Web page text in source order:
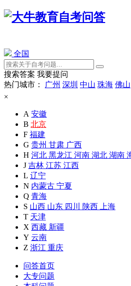
全国
搜索答案 我要提问
热门城市：
广州 深圳 中山 珠海 佛山
×
A 安徽
B 北京
F 福建
G 贵州 甘肃 广西
H 河北 黑龙江 河南 湖北 湖南
J 吉林 江苏 江西
L 辽宁
N 内蒙古 宁夏
Q 青海
S 山西 山东 四川 陕西
上海
T 天津
X 西藏 新疆
Y 云南
Z 浙江 重庆
问答首页
大专问题